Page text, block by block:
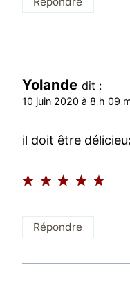
Yolande dit :
10 juin 2020 à 8 h 09
il doit être
Répondre